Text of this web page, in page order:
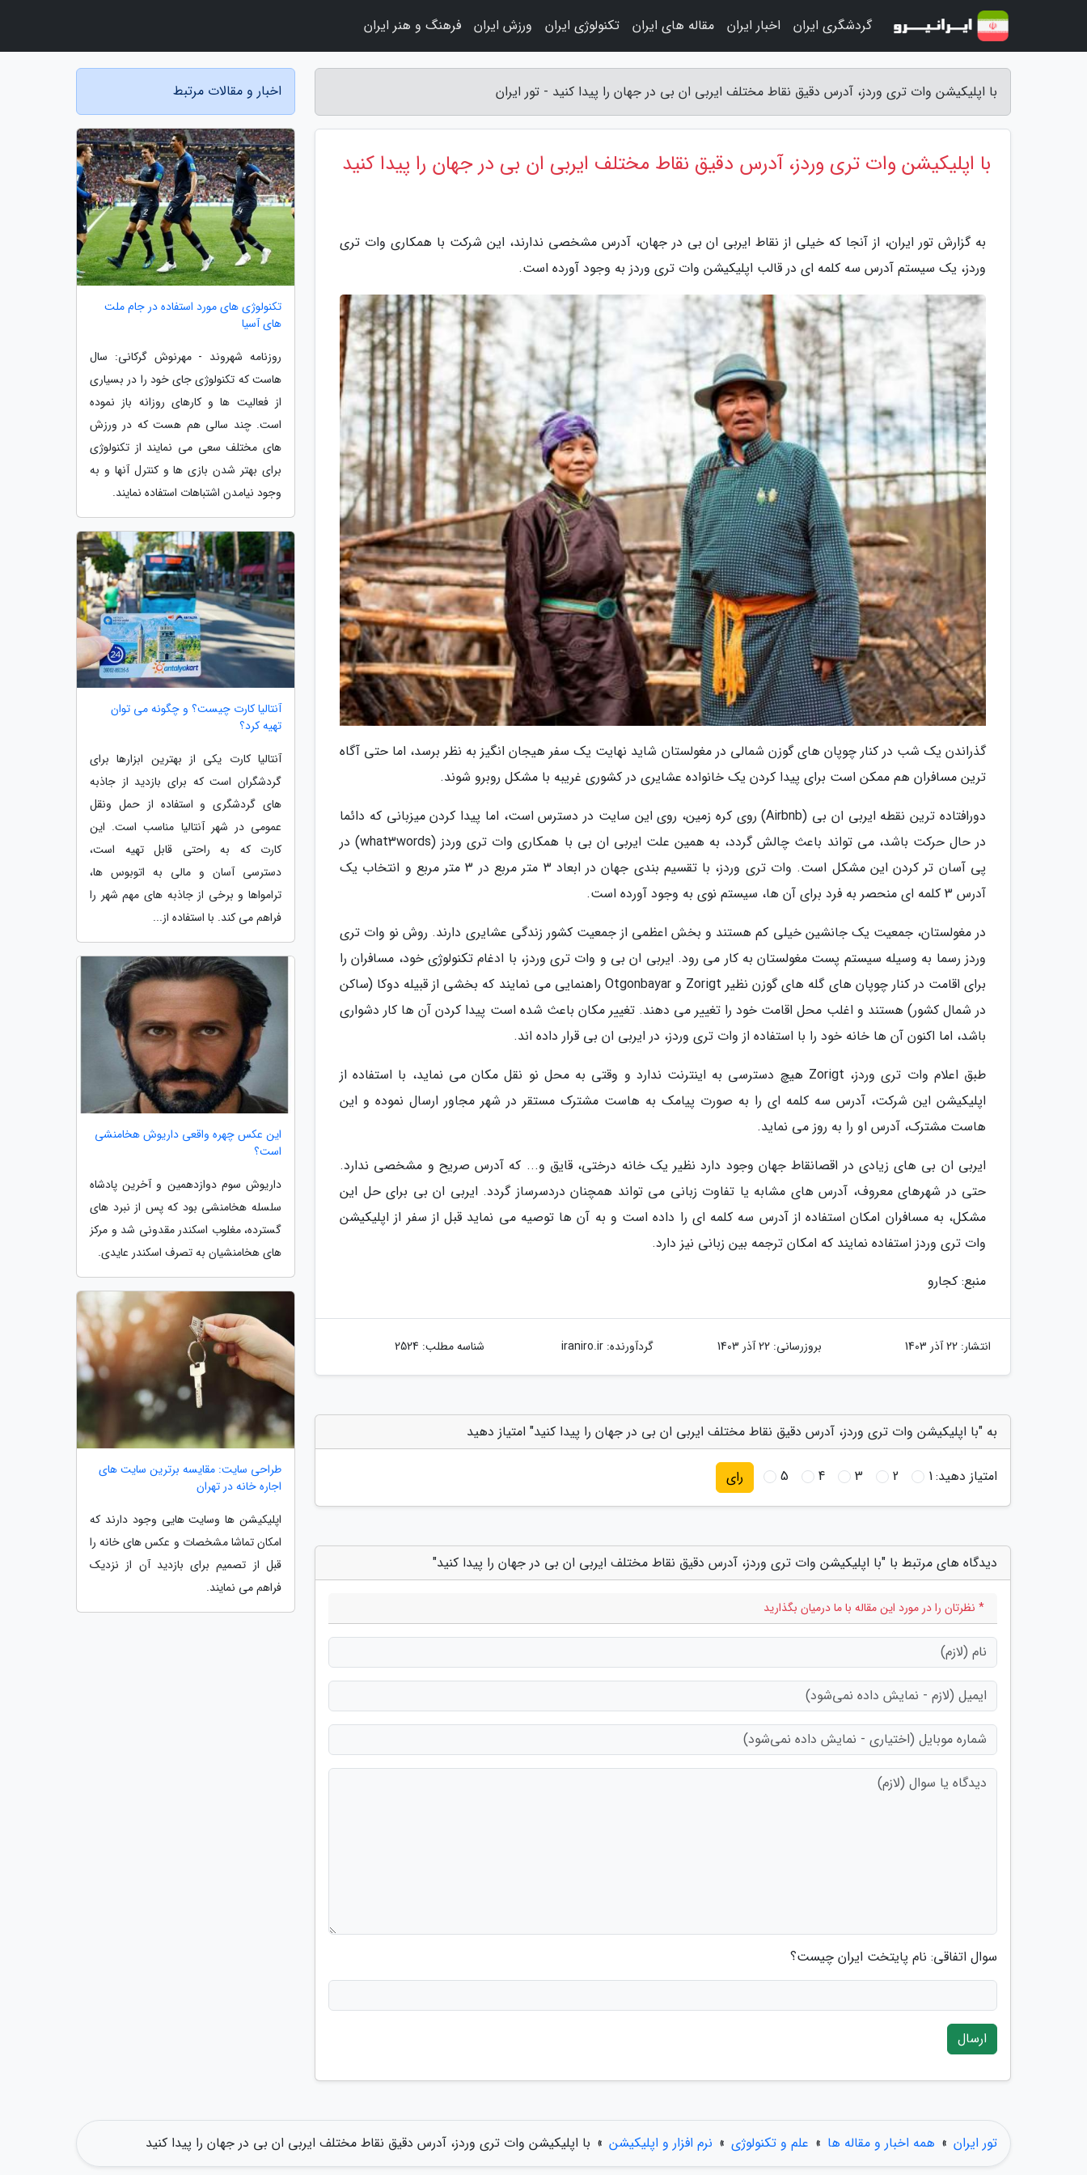
با اپلیکیشن وات تری وردز، آدرس دقیق نقاط مختلف ایربی ان بی در جهان را پیدا کنید - تور ایران
با اپلیکیشن وات تری وردز، آدرس دقیق نقاط مختلف ایربی ان بی در جهان را پیدا کنید
به گزارش تور ایران، از آنجا که خیلی از نقاط ایربی ان بی در جهان، آدرس مشخصی ندارند، این شرکت با همکاری وات تری
وردز، یک سیستم آدرس سه کلمه ای در قالب اپلیکیشن وات تری وردز به وجود آورده است.
گذراندن یک شب در کنار چوپان های گوزن شمالی در مغولستان شاید نهایت یک سفر هیجان انگیز به نظر برسد، اما حتی آگاه
ترین مسافران هم ممکن است برای پیدا کردن یک خانواده عشایری در کشوری غریبه با مشکل روبرو شوند.
دورافتاده ترین نقطه ایربی ان بی (Airbnb) روی کره زمین، روی این سایت در دسترس است، اما پیدا کردن میزبانی که دائما
در حال حرکت باشد، می تواند باعث چالش گردد، به همین علت ایربی ان بی با همکاری وات تری وردز (what3words) در
پی آسان تر کردن این مشکل است. وات تری وردز، با تقسیم بندی جهان در ابعاد 3 متر مربع در 3 متر مربع و انتخاب یک
آدرس 3 کلمه ای منحصر به فرد برای آن ها، سیستم نوی به وجود آورده است.
در مغولستان، جمعیت یک جانشین خیلی کم هستند و بخش اعظمی از جمعیت کشور زندگی عشایری دارند. روش نو وات تری
وردز رسما به وسیله سیستم پست مغولستان به کار می رود. ایربی ان بی و وات تری وردز، با ادغام تکنولوژی خود، مسافران را
برای اقامت در کنار چوپان های گله های گوزن نظیر Zorigt و Otgonbayar راهنمایی می نمایند که بخشی از قبیله دوکا (ساکن
در شمال کشور) هستند و اغلب محل اقامت خود را تغییر می دهند. تغییر مکان باعث شده است پیدا کردن آن ها کار دشواری
باشد، اما اکنون آن ها خانه خود را با استفاده از وات تری وردز، در ایربی ان بی قرار داده اند.
طبق اعلام وات تری وردز، Zorigt هیچ دسترسی به اینترنت ندارد و وقتی به محل نو نقل مکان می نماید، با استفاده از
اپلیکیشن این شرکت، آدرس سه کلمه ای را به صورت پیامک به هاست مشترک مستقر در شهر مجاور ارسال نموده و این
هاست مشترک، آدرس او را به روز می نماید.
ایربی ان بی های زیادی در اقصانقاط جهان وجود دارد نظیر یک خانه درختی، قایق و... که آدرس صریح و مشخصی ندارد.
حتی در شهرهای معروف، آدرس های مشابه یا تفاوت زبانی می تواند همچنان دردسرساز گردد. ایربی ان بی برای حل این
مشکل، به مسافران امکان استفاده از آدرس سه کلمه ای را داده است و به آن ها توصیه می نماید قبل از سفر از اپلیکیشن
وات تری وردز استفاده نمایند که امکان ترجمه بین زبانی نیز دارد.
منبع: کجارو
انتشار: 22 آذر 1403 بروزرسانی: 22 آذر 1403 گردآورنده:iraniro.ir شناسه مطلب: 2524
به "با اپلیکیشن وات تری وردز، آدرس دقیق نقاط مختلف ایربی ان بی در جهان را پیدا کنید" امتیاز دهید
امتیاز دهید:1
2
3
4
5 رای
دیدگاه های مرتبط با "با اپلیکیشن وات تری وردز، آدرس دقیق نقاط مختلف ایربی ان بی در جهان را پیدا کنید"
* نظرتان را در مورد این مقاله با ما درمیان بگذارید
سوال اتفاقی: نام پایتخت ایران چیست؟
ارسال
اخبار و مقالات مرتبط
تکنولوژی های مورد استفاده در جام ملت
های آسیا
روزنامه شهروند - مهرنوش گرکانی: سال
هاست که تکنولوژی جای خود را در بسیاری
از فعالیت ها و کارهای روزانه باز نموده
است. چند سالی هم هست که در ورزش
های مختلف سعی می نمایند از تکنولوژی
برای بهتر شدن بازی ها و کنترل آنها و به
وجود نیامدن اشتباهات استفاده نمایند.
آنتالیا کارت چیست؟ و چگونه می توان
تهیه کرد؟
آنتالیا کارت یکی از بهترین ابزارها برای
گردشگران است که برای بازدید از جاذبه
های گردشگری و استفاده از حمل ونقل
عمومی در شهر آنتالیا مناسب است. این
کارت که به راحتی قابل تهیه است،
دسترسی آسان و مالی به اتوبوس ها،
ترامواها و برخی از جاذبه های مهم شهر را
فراهم می کند. با استفاده از...
این عکس چهره واقعی داریوش هخامنشی
است؟
داریوش سوم دوازدهمین و آخرین پادشاه
سلسله هخامنشی بود که پس از نبرد های
گسترده، مغلوب اسکندر مقدونی شد و مرکز
های هخامنشیان به تصرف اسکندر عایدی.
طراحی سایت: مقایسه برترین سایت های
اجاره خانه در تهران
اپلیکیشن ها وسایت هایی وجود دارند که
امکان تماشا مشخصات و عکس های خانه را
قبل از تصمیم برای بازدید آن از نزدیک
فراهم می نمایند.
تور ایران » همه اخبار و مقاله ها » علم و تکنولوژی » نرم افزار و اپلیکیشن » با اپلیکیشن وات تری وردز، آدرس دقیق نقاط مختلف ایربی ان بی در جهان را پیدا کنید
گردشگری ایران اخبار ایران مقاله های ایران تکنولوژی ایران ورزش ایران فرهنگ و هنر ایران